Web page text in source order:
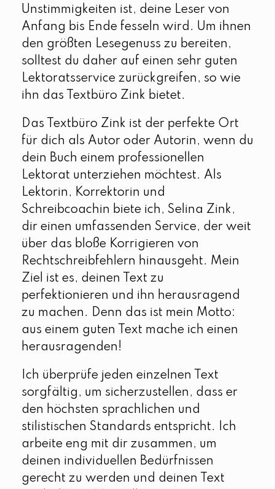
Unstimmigkeiten ist, deine Leser von
Anfang bis Ende fesseln wird. Um ihnen
den größten Lesegenuss zu bereiten,
solltest du daher auf einen sehr guten
Lektoratsservice zurückgreifen, so wie
ihn das Textbüro Zink bietet.
Das Textbüro Zink ist der perfekte Ort
für dich als Autor oder Autorin, wenn du
dein Buch einem professionellen
Lektorat unterziehen möchtest. Als
Lektorin, Korrektorin und
Schreibcoachin biete ich, Selina Zink,
dir einen umfassenden Service, der weit
über das bloße Korrigieren von
Rechtschreibfehlern hinausgeht. Mein
Ziel ist es, deinen Text zu
perfektionieren und ihn herausragend
zu machen. Denn das ist mein Motto:
aus einem guten Text mache ich einen
herausragenden!
Ich überprüfe jeden einzelnen Text
sorgfältig, um sicherzustellen, dass er
den höchsten sprachlichen und
stilistischen Standards entspricht. Ich
arbeite eng mit dir zusammen, um
deinen individuellen Bedürfnissen
gerecht zu werden und deinen Text